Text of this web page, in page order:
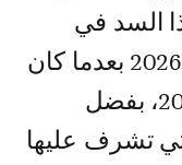
السد في
مستهل شهر يوليوز من سنة 2026 بعدما كان
من المتوقع أن تنتهي سنة 2027، بفضل
تشرف عليها